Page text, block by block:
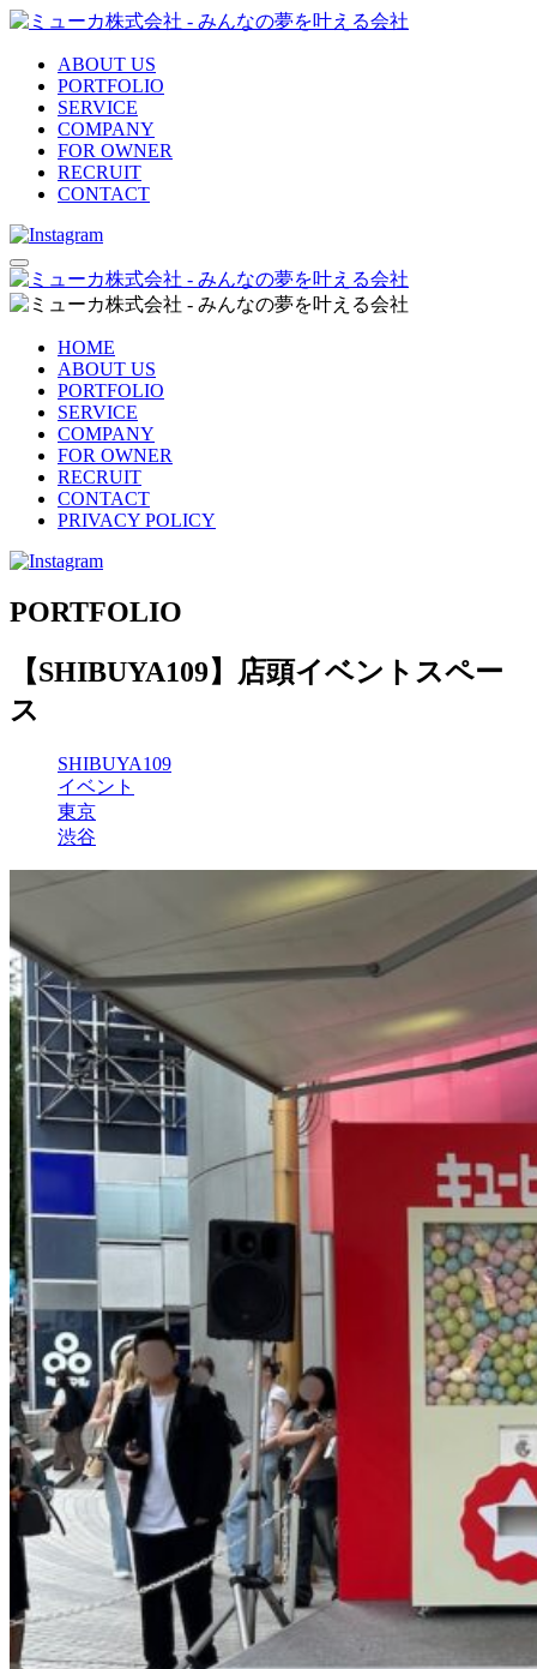
ABOUT US
PORTFOLIO
SERVICE
COMPANY
FOR OWNER
RECRUIT
CONTACT
HOME
ABOUT US
PORTFOLIO
SERVICE
COMPANY
FOR OWNER
RECRUIT
CONTACT
PRIVACY POLICY
PORTFOLIO
【SHIBUYA109】店頭イベントスペー
ス
SHIBUYA109
イベント
東京
渋谷